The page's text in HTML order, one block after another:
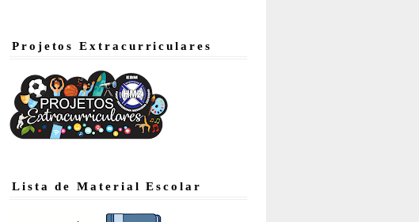
Projetos Extracurriculares
Lista de Material Escolar